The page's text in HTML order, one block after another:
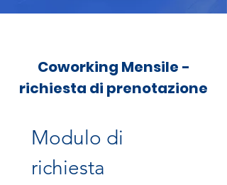
Coworking Mensile -
richiesta di prenotazione
Modulo di
richiesta